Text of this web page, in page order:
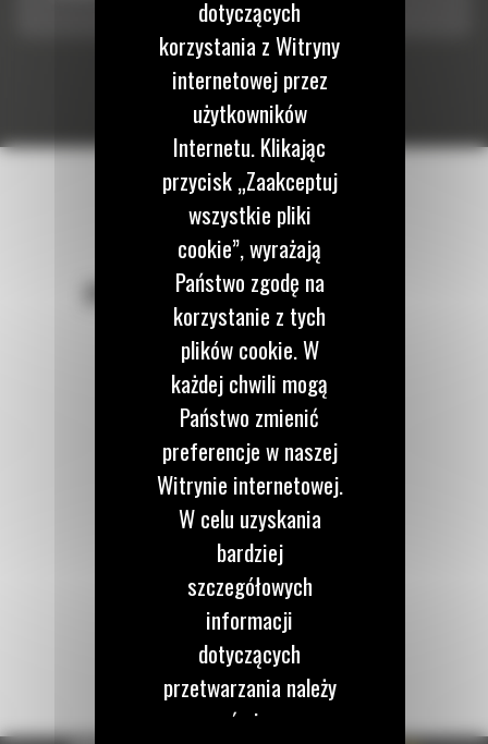
POZOSTAŃMY W KONTAKCIE
Zadzwoń do nas
122 100 122
Napisz do nas
WYŚLIJ WIADOMOŚĆ
dotyczących
korzystania z Witryny
internetowej przez
użytkowników
Internetu. Klikając
przycisk „Zaakceptuj
wszystkie pliki
cookie”, wyrażają
Państwo zgodę na
korzystanie z tych
plików cookie. W
każdej chwili mogą
Państwo zmienić
preferencje w naszej
Witrynie internetowej.
W celu uzyskania
bardziej
szczegółowych
informacji
dotyczących
przetwarzania należy
zapoznać się z naszą